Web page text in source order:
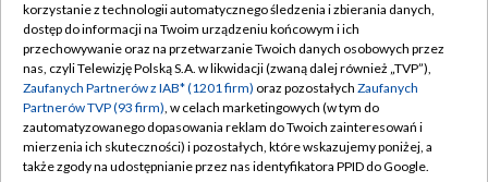
TVP
Abonament TVP
Emisja w TVP
Centrum informacji TVP
Naziemna Telewizja Cyfrowa
Regulamin TVP
Polityka prywatności
Moje zgody
Pomoc
korzystanie z technologii automatycznego śledzenia i zbierania danych,
dostęp do informacji na Twoim urządzeniu końcowym i ich
przechowywanie oraz na przetwarzanie Twoich danych osobowych przez
nas, czyli Telewizję Polską S.A. w likwidacji (zwaną dalej również „TVP”),
Zaufanych Partnerów z IAB* (1201 firm) oraz pozostałych Zaufanych
Partnerów TVP (93 firm), w celach marketingowych (w tym do
zautomatyzowanego dopasowania reklam do Twoich zainteresowań i
mierzenia ich skuteczności) i pozostałych, które wskazujemy poniżej, a
także zgody na udostępnianie przez nas identyfikatora PPID do Google.